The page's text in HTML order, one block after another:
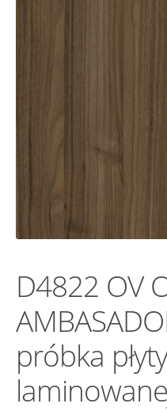
D4822 OV
próbka płyty